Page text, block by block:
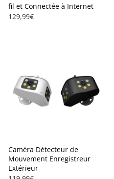
fil et Connectée à Internet
129,99€
Caméra Détecteur de
Mouvement Enregistreur
Extérieur